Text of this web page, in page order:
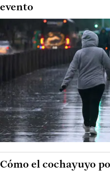
evento
Cómo el cochayuyo